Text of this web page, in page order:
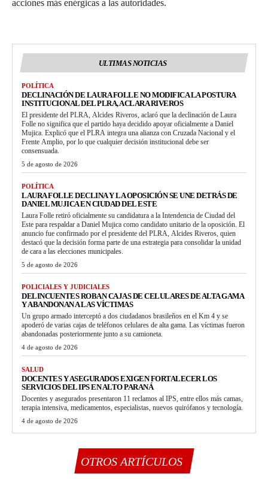
acciones más enérgicas a las autoridades.
ULTIMAS NOTICIAS
POLÍTICA
DECLINACIÓN DE LAURA FOLLE NO MODIFICA LA POSTURA
INSTITUCIONAL DEL PLRA, ACLARA RIVEROS
El presidente del PLRA, Alcides Riveros, aclaró que la declinación de Laura
Folle no significa que el partido haya decidido apoyar oficialmente a Daniel
Mujica. Explicó que el PLRA integra una alianza con Cruzada Nacional y el
Frente Amplio, por lo que cualquier decisión institucional debe ser
consensuada.
5 de agosto de 2026
POLÍTICA
LAURA FOLLE DECLINA Y LA OPOSICIÓN SE UNE DETRÁS DE
DANIEL MUJICA EN CIUDAD DEL ESTE
Laura Folle retiró oficialmente su candidatura a la Intendencia de Ciudad del
Este para respaldar a Daniel Mujica como candidato unitario de la oposición. El
anuncio fue confirmado por el presidente del PLRA, Alcides Riveros, quien
destacó que la decisión forma parte de una estrategia para consolidar la unidad
de cara a las elecciones municipales.
5 de agosto de 2026
POLICIALES Y JUDICIALES
DELINCUENTES ROBAN CAJAS DE CELULARES DE ALTA GAMA
Y ABANDONAN A LAS VÍCTIMAS
Un grupo armado interceptó a dos ciudadanos brasileños en el Km 4 y se
apoderó de varias cajas de teléfonos celulares de alta gama. Las víctimas fueron
abandonadas posteriormente junto a su camioneta.
4 de agosto de 2026
SALUD
DOCENTES Y ASEGURADOS EXIGEN FORTALECER LOS
SERVICIOS DEL IPS EN ALTO PARANÁ
Docentes y asegurados presentaron 11 reclamos al IPS, entre ellos más camas,
terapia intensiva, medicamentos, especialistas, nuevos quirófanos y tecnología.
4 de agosto de 2026
OTROS ARTÍCULOS